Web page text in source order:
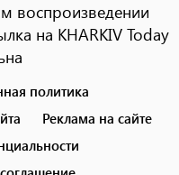
воспроизведении
на KHARKIV Today
политика
Реклама на сайте